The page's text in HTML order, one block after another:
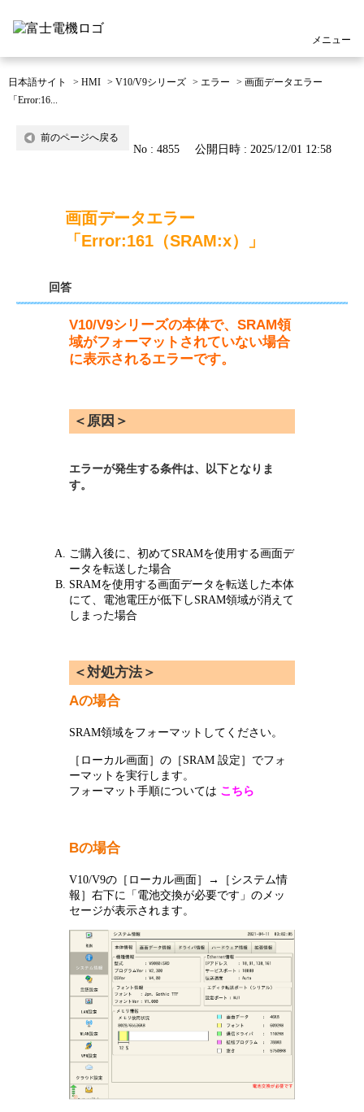
メニュー
日本語サイト > HMI > V10/V9シリーズ > エラー > 画面データエラー
「Error:16...
前のページへ戻る
No : 4855 公開日時 : 2025/12/01 12:58
画面データエラー
「Error:161（SRAM:x）」
回答
V10/V9シリーズの本体で、SRAM領
域がフォーマットされていない場合
に表示されるエラーです。
＜原因＞
エラーが発生する条件は、以下となりま
す。
ご購入後に、初めてSRAMを使用する画面デ
ータを転送した場合
SRAMを使用する画面データを転送した本体
にて、電池電圧が低下しSRAM領域が消えて
しまった場合
＜対処方法＞
Aの場合
SRAM領域をフォーマットしてください。
［ローカル画面］の［SRAM 設定］でフォ
ーマットを実行します。
フォーマット手順については こちら
Bの場合
V10/V9の［ローカル画面］→［システム情
報］右下に「電池交換が必要です」のメッ
セージが表示されます。